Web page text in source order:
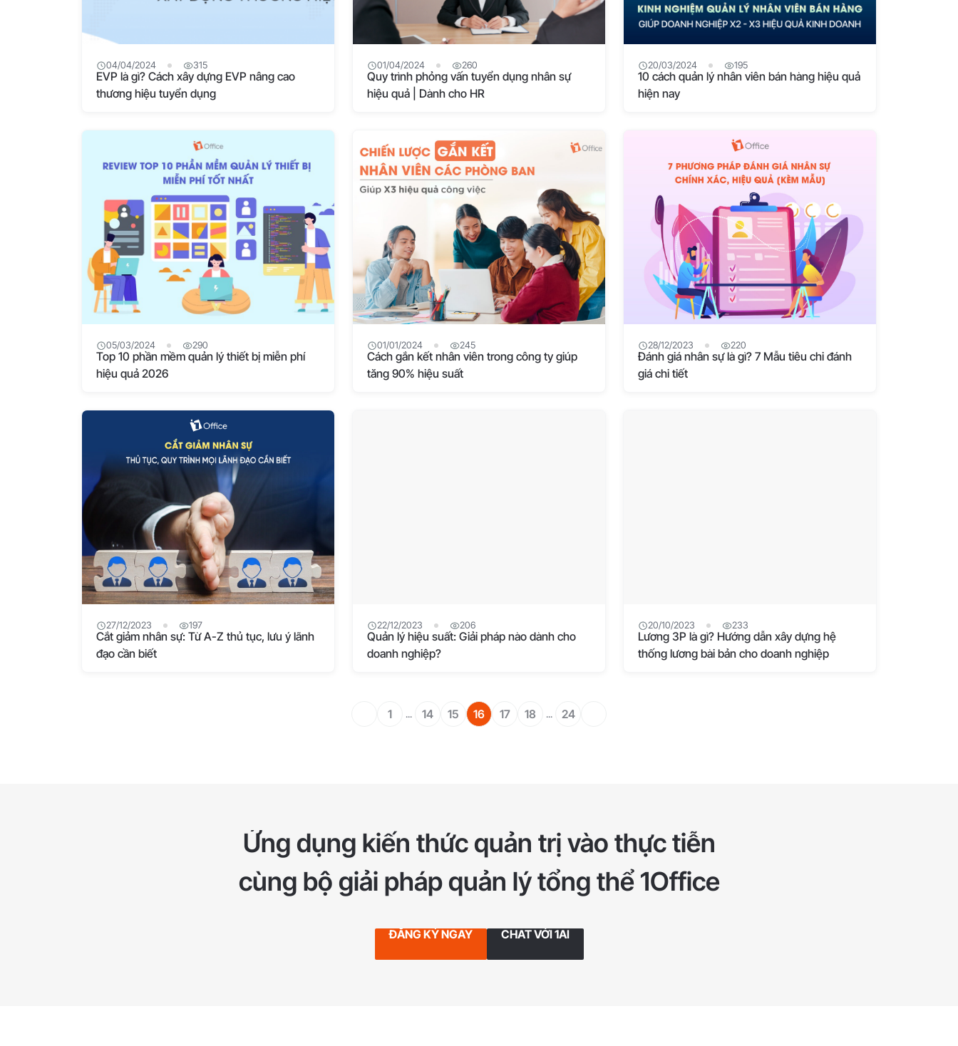
04/04/2024 315
EVP là gì? Cách xây dựng EVP nâng cao
thương hiệu tuyển dụng
01/04/2024 260
Quy trình phỏng vấn tuyển dụng nhân sự
hiệu quả | Dành cho HR
20/03/2024 195
10 cách quản lý nhân viên bán hàng hiệu quả
hiện nay
05/03/2024 290
Top 10 phần mềm quản lý thiết bị miễn phí
hiệu quả 2026
01/01/2024 245
Cách gắn kết nhân viên trong công ty giúp
tăng 90% hiệu suất
28/12/2023 220
Đánh giá nhân sự là gì? 7 Mẫu tiêu chi đánh
giá chi tiết
27/12/2023 197
Cắt giảm nhân sự: Từ A-Z thủ tục, lưu ý lãnh
đạo cần biết
22/12/2023 206
Quản lý hiệu suất: Giải pháp nào dành cho
doanh nghiệp?
20/10/2023 233
Lương 3P là gì? Hướng dẫn xây dựng hệ
thống lương bài bản cho doanh nghiệp
1 ... 14 15 16 17 18 ... 24
Ứng dụng kiến thức quản trị vào thực tiễn
cùng bộ giải pháp quản lý tổng thể 1Office
ĐĂNG KÝ NGAY CHAT VỚI 1AI